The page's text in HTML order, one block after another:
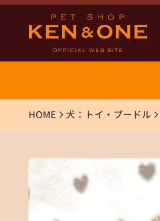
HOME 犬：トイ・プードル